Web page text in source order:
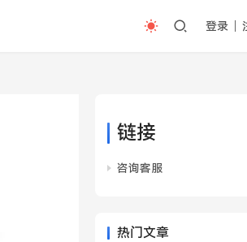
登录
链接
咨询客服
热门文章